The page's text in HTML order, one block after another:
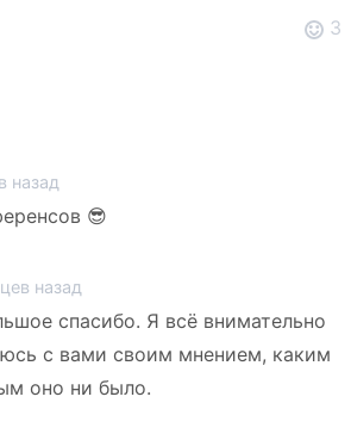
3
назад
😎
назад
спасибо. Я всё внимательно
с вами своим мнением, каким
оно ни было.